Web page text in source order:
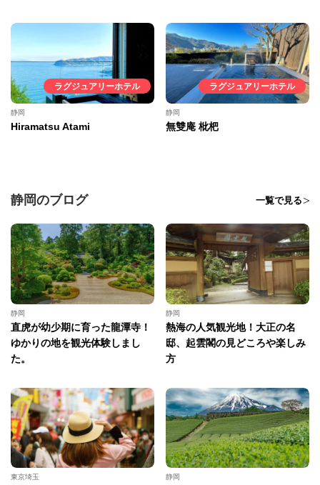
ラグジュアリーホテル
静岡
Hiramatsu Atami
ラグジュアリーホテル
静岡
無雙庵 枇杷
静岡のブログ 一覧で見る
静岡
直虎が幼少期に育った龍潭寺！
ゆかりの地を観光体験しまし
た。
静岡
熱海の人気観光地！大正の名
邸、起雲閣の見どころや楽しみ
方
東京埼玉 静岡